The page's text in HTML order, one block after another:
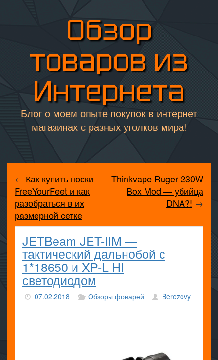
Обзор
товаров из
Интернета
Блог о моем опыте покупок в интернет
магазинах с разных уголков мира!
← Как купить носки
FreeYourFeet и как
разобраться в их
размерной сетке
Thinkvape Ruger 230W
Box Mod — убийца
DNA?! →
JETBeam JET-IIM —
тактический дальнобой с
1*18650 и XP-L HI
светодиодом
07.02.2018 Обзоры фонарей Berezovy